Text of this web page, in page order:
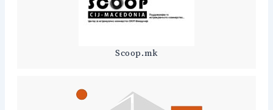
Scoop.mk